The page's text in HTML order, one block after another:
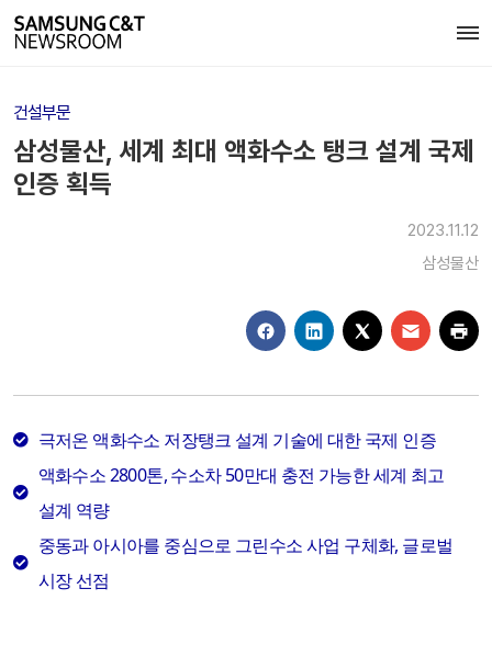
건설부문
삼성물산, 세계 최대 액화수소 탱크 설계 국제
인증 획득
2023.11.12
삼성물산
극저온 액화수소 저장탱크 설계 기술에 대한 국제 인증
액화수소 2800톤, 수소차 50만대 충전 가능한 세계 최고
설계 역량
중동과 아시아를 중심으로 그린수소 사업 구체화, 글로벌
시장 선점